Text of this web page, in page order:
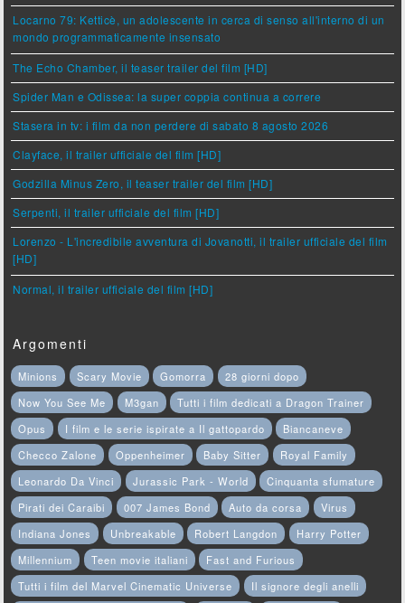
Locarno 79: Ketticè, un adolescente in cerca di senso all'interno di un
mondo programmaticamente insensato
The Echo Chamber, il teaser trailer del film [HD]
Spider Man e Odissea: la super coppia continua a correre
Stasera in tv: i film da non perdere di sabato 8 agosto 2026
Clayface, il trailer ufficiale del film [HD]
Godzilla Minus Zero, il teaser trailer del film [HD]
Serpenti, il trailer ufficiale del film [HD]
Lorenzo - L'incredibile avventura di Jovanotti, il trailer ufficiale del film
[HD]
Normal, il trailer ufficiale del film [HD]
Argomenti
Minions Scary Movie Gomorra
28 giorni dopo
Now You See Me
M3gan
Tutti i film dedicati a Dragon Trainer
Opus
I film e le serie ispirate a Il gattopardo
Biancaneve
Checco Zalone
Oppenheimer Baby Sitter
Royal Family
Leonardo Da Vinci
Jurassic Park - World
Cinquanta sfumature
Pirati dei Caraibi
007 James Bond Auto da corsa
Virus
Indiana Jones
Unbreakable Robert Langdon
Harry Potter
Millennium
Teen movie italiani
Fast and Furious
Tutti i film del Marvel Cinematic Universe
Il signore degli anelli